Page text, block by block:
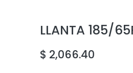
LLANTA 185/
$ 2,066.40